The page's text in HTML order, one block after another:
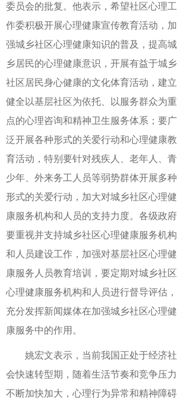
委员会的批复。他表示，希望社区心理工
作委积极开展心理健康宣传教育活动，加
强城乡社区心理健康知识的普及，提高城
乡居民的心理健康意识，开展有益于城乡
社区居民身心健康的文化体育活动，建立
健全以基层社区为依托、以服务群众为重
点的心理咨询和精神卫生服务体系；要广
泛开展各种形式的关爱行动和心理健康教
育活动，特别要针对残疾人、老年人、青
少年、外来务工人员等弱势群体开展多种
形式的关爱行动，加大对城乡社区心理健
康服务机构和人员的支持力度。各级政府
要重视并支持城乡社区心理健康服务机构
和人员建设工作，加强对基层社区心理健
康服务人员教育培训，要定期对城乡社区
心理健康服务机构和人员进行督导评估，
充分发挥新闻媒体在加强城乡社区心理健
康服务中的作用。
姚宏文表示，当前我国正处于经济社
会快速转型期，随着生活节奏和竞争压力
不断加快加大，心理行为异常和精神障碍